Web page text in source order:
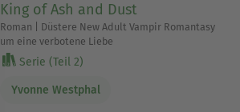
King of Ash and Dust
Roman | Düstere New Adult Vampir Romantasy
um eine verbotene Liebe
Serie (Teil 2)
Yvonne Westphal